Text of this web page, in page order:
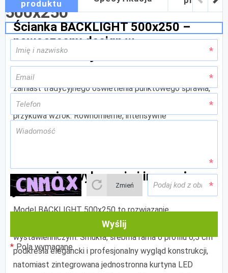
500x250
Zmień
Wyślij
Pola wymagane
produktu
Ścianka BACKLIGHT 500x250 –
nowoczesny design w
udoskonalonej odsłonie
Zastosowanie innowacyjnej jednostronnej kurtyny LED
zamiast tradycyjnego oświetlenia punktowego sprawia,
że ścianka BACKLIGHT 500x250 jeszcze skuteczniej
przykuwa wzrok. Równomierne, intensywne
podświetlenie gwarantuje znakomitą prezentację grafiki
precyzyjne wykonanie i imponująca
jasność
Model BACKLIGHT 500x250 to rozwiązanie
dorównujące jakością najlepszym systemom
wystawienniczym. Smukła, srebrna rama o profilu 6,5 cm
podkreśla elegancki i profesjonalny wygląd konstrukcji,
natomiast zintegrowana jednostronna kurtyna LED